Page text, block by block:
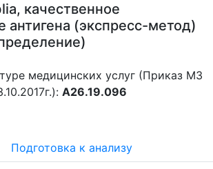
качественное
антигена (экспресс-метод)
медицинских услуг (Приказ МЗ
A26.19.096
Подготовка к анализу